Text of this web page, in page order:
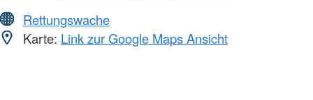
Rettungswache
Karte: Link zur Google Maps Ansicht